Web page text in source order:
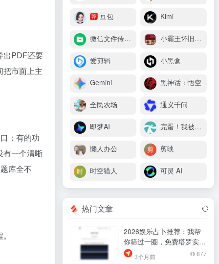
出PDF还要
把市面上主
；有的功
有一个清晰
库全不
荐 豆包 Kimi
微信文件传输助手 小霸王怀旧游戏机
爱剪辑 小黑盒
Gemini 黑神话：悟空
全民农场 通义千问
即梦AI 完蛋！我被美女包围了
懒人办公 剪映
时空猎人 可灵 AI
热门文章
2026娱乐占卜推荐：我帮
你筛过一圈，免费塔罗实测
5个避坑指南
3个月前 877